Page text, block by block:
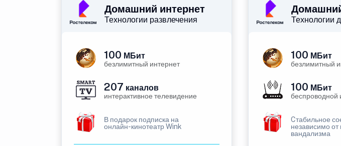
Домашний интернет
Технологии развлечения
100 МБит
безлимитный интернет
207 каналов
интерактивное телевидение
В подарок подписка на
онлайн-кинотеатр Wink
Технологии
100 МБит
безлимитный
100 МБит
беспроводной
Cтабильное
независимо от
вандализма